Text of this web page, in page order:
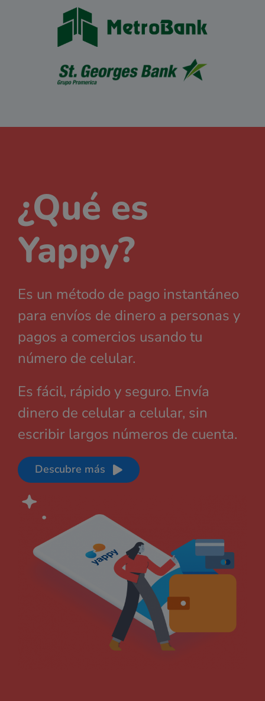
¿Qué es
Yappy?
Es un método de pago instantáneo
para envíos de dinero a personas y
pagos a comercios usando tu
número de celular.
Es fácil, rápido y seguro. Envía
dinero de celular a celular, sin
escribir largos números de cuenta.
Descubre más